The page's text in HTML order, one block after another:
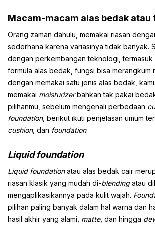
Macam-macam alas bedak atau
Orang zaman dahulu, memakai riasan
sederhana karena variasinya tidak banyak.
dengan perkembangan teknologi, termasuk
formula alas bedak, fungsi bisa merangkum
dengan memakai satu jenis alas bedak,
memakai moisturizerbahkan tak pakai
pilihanmu, sebelum mengenali perbedaan
foundation, berikut ikuti penjelasan umum
cushion, dan foundation.
Liquid foundation
Liquid foundationatau alas bedak cair
riasan klasik yang mudah di-blendingatau
mengaplikasikannya pada kulit wajah.
pilihan paling banyak dalam hal warna dan
hasil akhir yang alami, matte, dan hingga